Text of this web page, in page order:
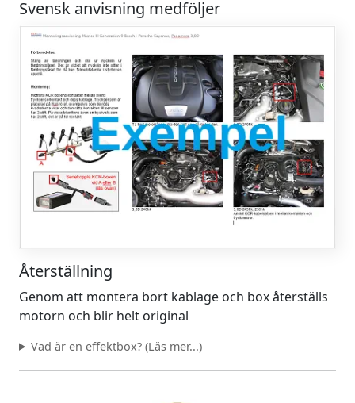
Svensk anvisning medföljer
Återställning
Genom att montera bort kablage och box återställs
motorn och blir helt original
Vad är en effektbox? (Läs mer...)